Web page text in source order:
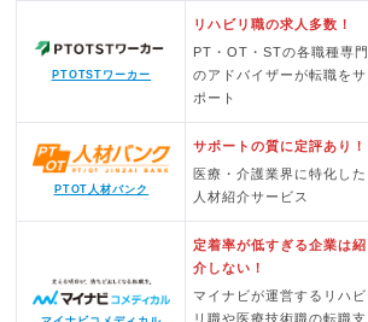
PTOTSTワーカー
リハビリ職の求人多数！
PT・OT・STの各職種専門
のアドバイザーが転職をサ
ポート
PTOT人材バンク
サポートの質に定評あり！
医療・介護業界に特化した
人材紹介サービス
定着率が低すぎる企業は紹
介しない！
マイナビが運営するリハビ
リ職や医療技術職の転職支